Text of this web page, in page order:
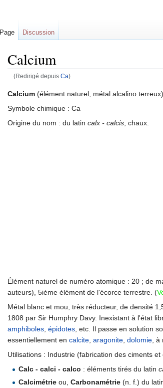
Calcium
(Redirigé depuis Ca)
Calcium (élément naturel, métal alcalino terreux)
Symbole chimique : Ca
Origine du nom : du latin calx - calcis , chaux.
Élément naturel de numéro atomique : 20 ; de
auteurs), 5ième élément de l'écorce terrestre. (
Métal blanc et mou, très réducteur, de densité
1808 par Sir Humphry Davy. Inexistant à l'état
amphiboles épidotes , etc. Il passe en solution
essentiellement en calcite aragonite dolomie ,
Utilisations : Industrie (fabrication des ciments et
Calc - calci - calco : éléments tirés du latin
Calcimétrie ou,Carbonamétrie (n. f.) du
Page Discussion